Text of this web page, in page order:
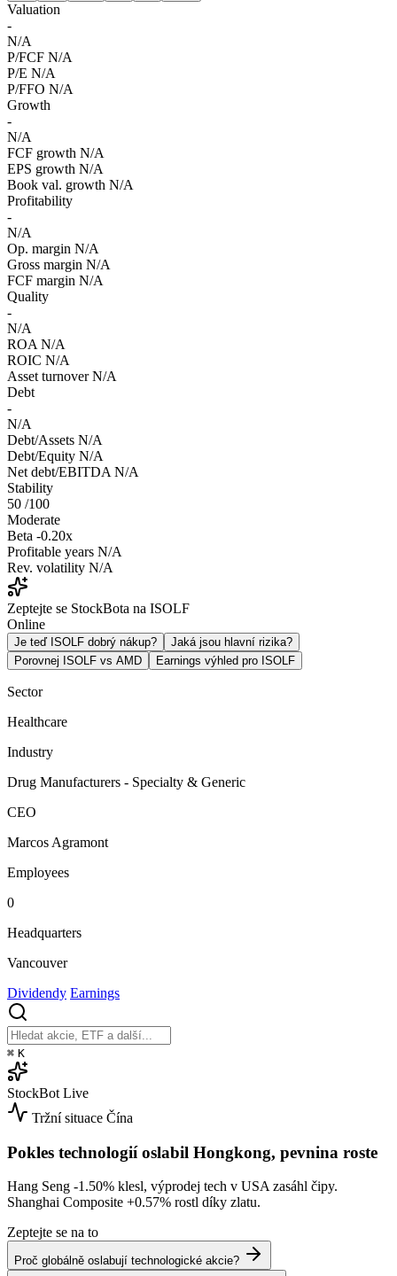
Valuation
-
N/A
P/FCF N/A
P/E N/A
P/FFO N/A
Growth
-
N/A
FCF growth N/A
EPS growth N/A
Book val. growth N/A
Profitability
-
N/A
Op. margin N/A
Gross margin N/A
FCF margin N/A
Quality
-
N/A
ROA N/A
ROIC N/A
Asset turnover N/A
Debt
-
N/A
Debt/Assets N/A
Debt/Equity N/A
Net debt/EBITDA N/A
Stability
50 /100
Moderate
Beta -0.20x
Profitable years N/A
Rev. volatility N/A
Zeptejte se StockBota na ISOLF
Online
Je teď ISOLF dobrý nákup?
Jaká jsou hlavní rizika?
Porovnej ISOLF vs AMD
Earnings výhled pro ISOLF
Sector
Healthcare
Industry
Drug Manufacturers - Specialty & Generic
CEO
Marcos Agramont
Employees
0
Headquarters
Vancouver
Dividendy Earnings
⌘ K
StockBot Live
Tržní situace Čína
Pokles technologií oslabil Hongkong, pevnina roste
Hang Seng -1.50% klesl, výprodej tech v USA zasáhl čipy.
Shanghai Composite +0.57% rostl díky zlatu.
Zeptejte se na to
Proč globálně oslabují technologické akcie?